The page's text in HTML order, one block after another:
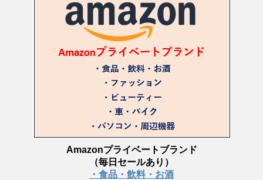
Amazonプライベートブランド
（毎日セールあり）
・食品・飲料・お酒